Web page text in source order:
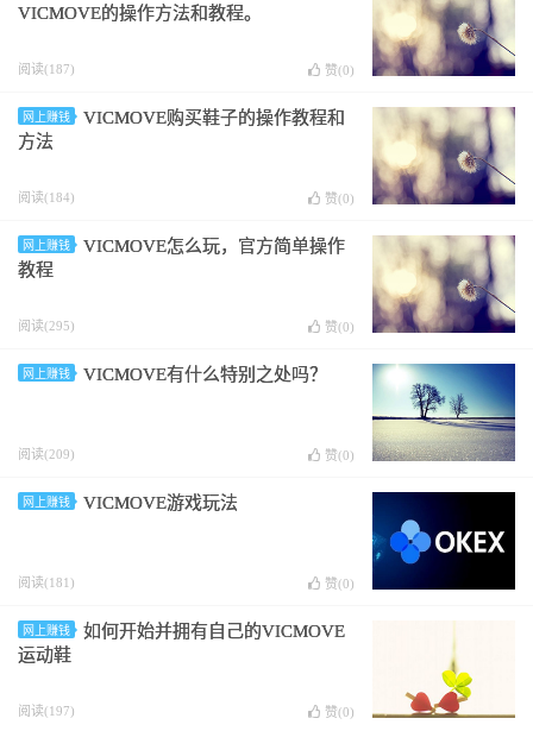
VICMOVE的操作方法和教程。
阅读(187) 赞(0)
网上赚钱
VICMOVE购买鞋子的操作教程和
方法
阅读(184) 赞(0)
网上赚钱
VICMOVE怎么玩，官方简单操作
教程
阅读(295) 赞(0)
网上赚钱 VICMOVE有什么特别之处吗？
阅读(209) 赞(0)
网上赚钱 VICMOVE游戏玩法
阅读(181) 赞(0)
网上赚钱
如何开始并拥有自己的VICMOVE
运动鞋
阅读(197) 赞(0)